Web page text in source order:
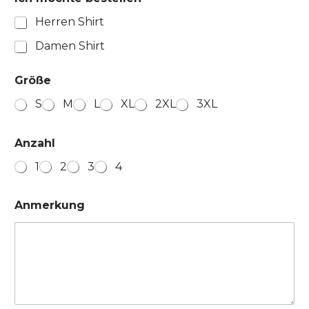
r
e
s
e
Herren Shirt
Damen Shirt
Größe
S
M L XL 2XL 3XL
Anzahl
1
2 3 4
Anmerkung